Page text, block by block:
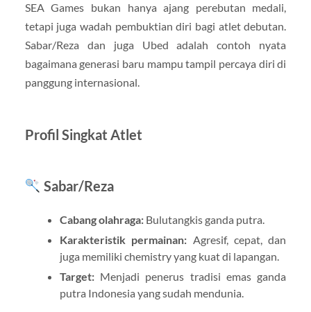
SEA Games bukan hanya ajang perebutan medali,
tetapi juga wadah pembuktian diri bagi atlet debutan.
Sabar/Reza dan juga Ubed adalah contoh nyata
bagaimana generasi baru mampu tampil percaya diri di
panggung internasional.
Profil Singkat Atlet
Sabar/Reza
Cabang olahraga:Bulutangkis ganda putra.
Karakteristik permainan: Agresif, cepat, dan
juga memiliki chemistry yang kuat di lapangan.
Target:Menjadi penerus tradisi emas ganda
putra Indonesia yang sudah mendunia.